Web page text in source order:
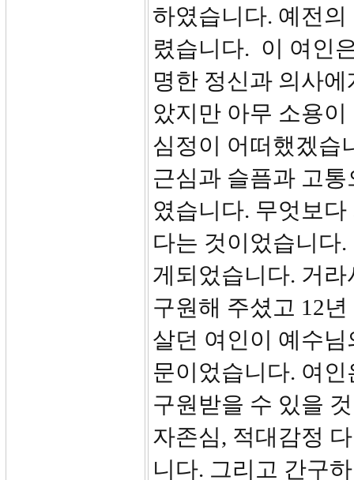
하였습니다. 예전
렸습니다. 이 여인
명한 정신과 의사
았지만 아무 소용
심정이 어떠했겠습
근심과 슬픔과 고
였습니다. 무엇보
다는 것이었습니다
게되었습니다. 거
구원해 주셨고 12
살던 여인이 예수
문이었습니다. 여
구원받을 수 있을
자존심, 적대감정
니다. 그리고 간구